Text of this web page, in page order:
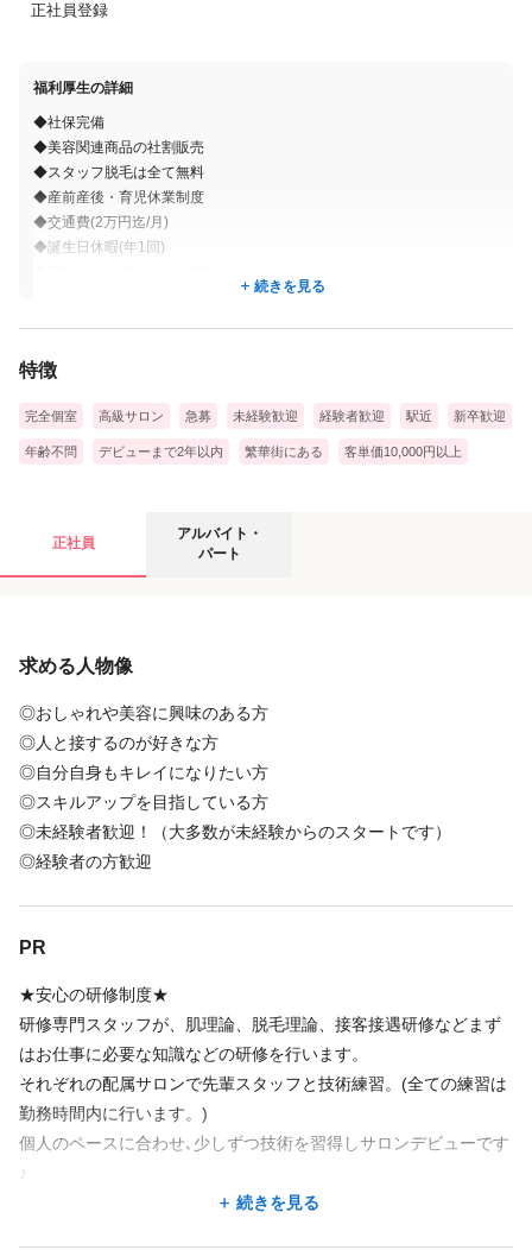
正社員登録
福利厚生の詳細
◆社保完備
◆美容関連商品の社割販売
◆スタッフ脱毛は全て無料
◆産前産後・育児休業制度
◆交通費(2万円迄/月)
◆誕生日休暇(年1回)
◆住宅手当
◆残業手当
◆職能手当
続きを見る
特徴
完全個室 高級サロン 急募 未経験歓迎 経験者歓迎 駅近 新卒歓迎
年齢不問 デビューまで2年以内 繁華街にある 客単価10,000円以上
アルバイト・パートの募集要項
時給1,200円〜1,600円
＜試用期間あり＞ 1ヶ月 〜 2ヶ月 / 時給 1,200円 〜 1,600円
店舗名・勤務地
Dione 栄店
愛知県 名古屋市中区 栄3-15-4 サカイ栄ビル６F
栄駅 徒歩 5分
地図アプリで見る
勤務地が希望に合わなくても、応募した後に相談できることが
あります。
正社員
アルバイト・
パート
求める人物像
◎おしゃれや美容に興味のある方
◎人と接するのが好きな方
◎自分自身もキレイになりたい方
◎スキルアップを目指している方
◎未経験者歓迎！（大多数が未経験からのスタートです）
◎経験者の方歓迎
PR
★安心の研修制度★
研修専門スタッフが、肌理論、脱毛理論、接客接遇研修などまず
はお仕事に必要な知識などの研修を行います。
それぞれの配属サロンで先輩スタッフと技術練習。(全ての練習は
勤務時間内に行います。)
個人のペースに合わせ､少しずつ技術を習得しサロンデビューです
♪
★働きやすく､安心の福利厚生があります★
続きを見る